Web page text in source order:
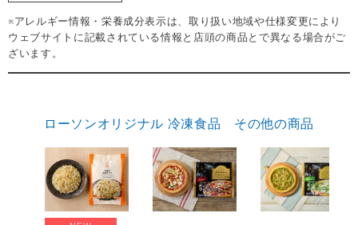
※アレルギー情報・栄養成分表示は、取り扱い地域や仕様変更により
ウェブサイトに記載されている情報と店頭の商品とで異なる場合がご
ざいます。
ローソンオリジナル 冷凍食品 その他の商品